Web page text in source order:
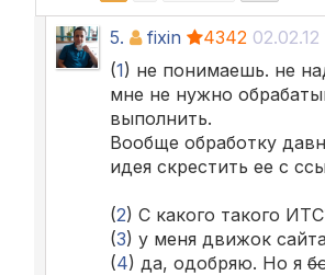
5. fixin 4342 02.02.12
(1) не понимаешь. не
мне не нужно
выполнить.
Вообще обработку
идея скрестить ее с
(2) С какого такого
(3) у меня движок
(4) да, одобряю. Но я